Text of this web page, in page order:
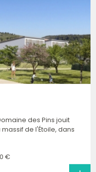
des Pins jouit
de l'Étoile, dans
€